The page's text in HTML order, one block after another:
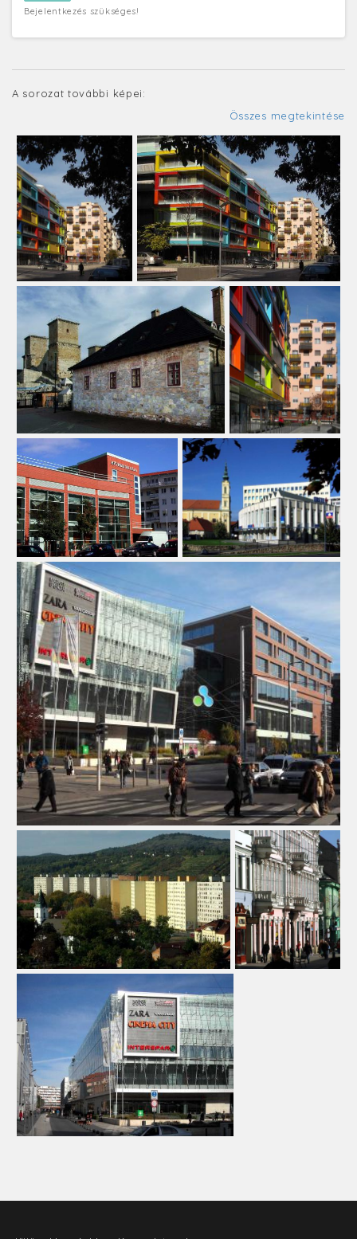
Bejelentkezés szükséges!
A sorozat további képei:
Összes megtekintése